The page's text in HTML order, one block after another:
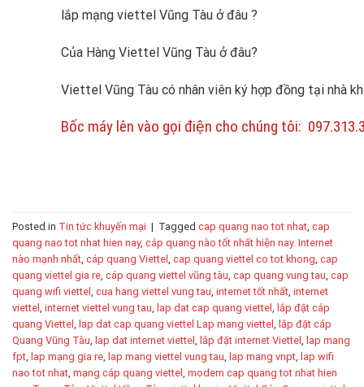
lắp mạng viettel Vũng Tàu ở đâu ?
Của Hàng Viettel Vũng Tàu ở đâu?
Viettel Vũng Tàu có nhân viên ký hợp đồng tại nhà
Bốc máy lên vào gọi điện cho chúng tôi:
Posted in Tin tức khuyến mại | Tagged cap quang nao tot nhat cap
quang nao tot nhat hien nay, cáp quang nào tốt nhất hiện nay. Internet
nào mạnh nhất cáp quang Viettel cap quang viettel co tot khong cap
quang viettel gia re cáp quang viettel vũng tàu cap quang vung tau cap
quang wifi viettel cua hang viettel vung tau internet tốt nhất internet
viettel internet viettel vung tau lap dat cap quang viettel
lắp đặt cáp
quang Viettel
lap dat cap quang viettel Lap mang viettel
lắp đặt cáp
Quang Vũng Tàu
lap dat internet viettel lắp đặt internet Viettel
lap mang
fpt
lap mạng gia re lap mang viettel vung tau lap mang vnpt
lap wifi
nao tot nhat mạng cáp quang viettel modem cap quang tot nhat hien